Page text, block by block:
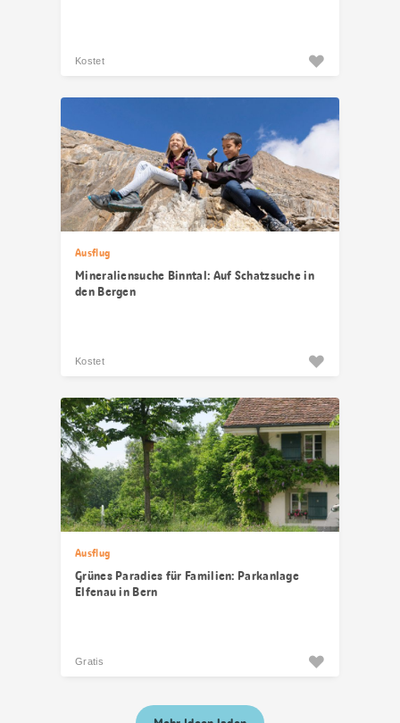
Kostet
Ausflug
Mineraliensuche Binntal: Auf Schatzsuche in
den Bergen
Kostet
Ausflug
Grünes Paradies für Familien: Parkanlage
Elfenau in Bern
Gratis